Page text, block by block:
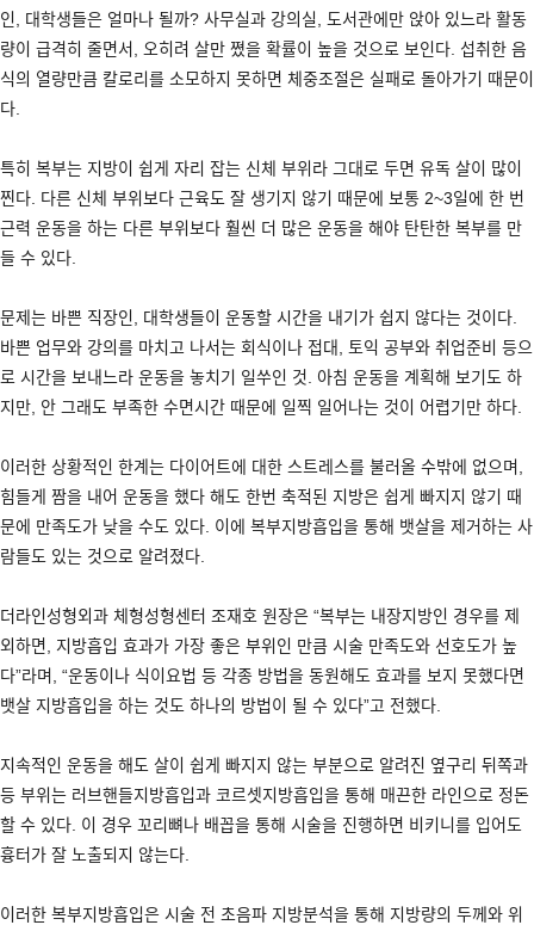
인
대학생들은 얼마나 될까? 사무실과 강의실
도서관에만 앉아 있느라 활동
량이 급격히 줄면서
오히려 살만 쪘을 확률이 높을 것으로 보인다 섭취한 음
식의 열량만큼 칼로리를 소모하지 못하면 체중조절은 실패로 돌아가기 때문이
다
특히 복부는 지방이 쉽게 자리 잡는 신체 부위라 그대로 두면 유독 살이 많이
찐다 다른 신체 부위보다 근육도 잘 생기지 않기 때문에 보통 2~3일에 한 번
근력 운동을 하는 다른 부위보다 훨씬 더 많은 운동을 해야 탄탄한 복부를 만
들 수 있다
문제는 바쁜 직장인 대학생들이 운동할 시간을 내기가 쉽지 않다는 것이다
바쁜 업무와 강의를 마치고 나서는 회식이나 접대
토익 공부와 취업준비 등으
로 시간을 보내느라 운동을 놓치기 일쑤인 것
아침 운동을 계획해 보기도 하
지만 안 그래도 부족한 수면시간 때문에 일찍 일어나는 것이 어렵기만 하다
이러한 상황적인 한계는 다이어트에 대한 스트레스를 불러올 수밖에 없으며
힘들게 짬을 내어 운동을 했다 해도 한번 축적된 지방은 쉽게 빠지지 않기 때
문에 만족도가 낮을 수도 있다 이에 복부지방흡입을 통해 뱃살을 제거하는 사
람들도 있는 것으로 알려졌다
더라인성형외과 체형성형센터 조재호 원장은 “복부는 내장지방인 경우를 제
외하면
지방흡입 효과가 가장 좋은 부위인 만큼 시술 만족도와 선호도가 높
다”라며 , “운동이나 식이요법 등 각종 방법을 동원해도 효과를 보지 못했다면
뱃살 지방흡입을 하는 것도 하나의 방법이 될 수 있다”고 전했다
지속적인 운동을 해도 살이 쉽게 빠지지 않는 부분으로 알려진 옆구리 뒤쪽과
등 부위는 러브핸들지방흡입과 코르셋지방흡입을 통해 매끈한 라인으로 정돈
할 수 있다 이 경우 꼬리뼈나 배꼽을 통해 시술을 진행하면 비키니를 입어도
흉터가 잘 노출되지 않는다
이러한 복부지방흡입은 시술 전 초음파 지방분석을 통해 지방량의 두께와 위